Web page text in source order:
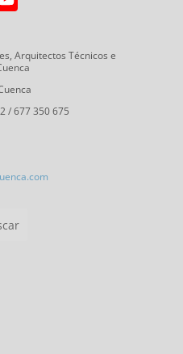
u
T
u
b
Arquitectos Técnicos e
/ 677 350 675